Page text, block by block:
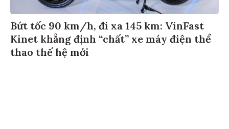
Bứt tốc 90 km/h, đi xa 145 km: VinFast
Kinet khẳng định “chất” xe máy điện thể
thao thế hệ mới